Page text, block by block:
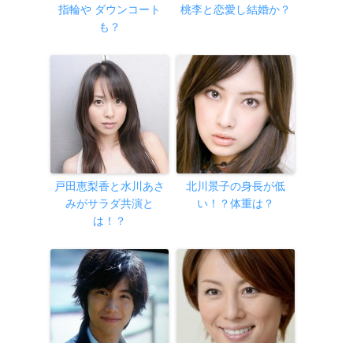
指輪や ダウンコート
も？
桃李と恋愛し結婚か？
戸田恵梨香と水川あさ
みがサラダ共演と
は！？
北川景子の身長が低
い！？体重は？